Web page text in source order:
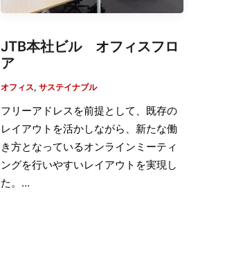
JTB本社ビル オフィスフロ
ア
オフィス, サステイナブル
フリーアドレスを前提として、既存の
レイアウトを活かしながら、新たな働
き方となっているオンラインミーティ
ングを行いやすいレイアウトを実現し
た。…